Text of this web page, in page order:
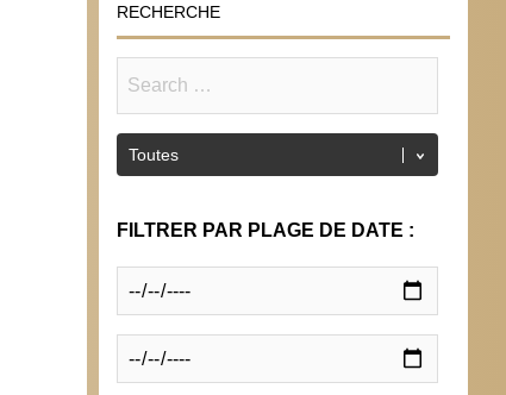
RECHERCHE
FILTRER PAR PLAGE DE DATE :